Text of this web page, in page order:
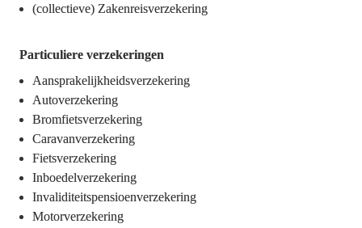
(collectieve) Zakenreisverzekering
Particuliere verzekeringen
Aansprakelijkheidsverzekering
Autoverzekering
Bromfietsverzekering
Caravanverzekering
Fietsverzekering
Inboedelverzekering
Invaliditeitspensioenverzekering
Motorverzekering